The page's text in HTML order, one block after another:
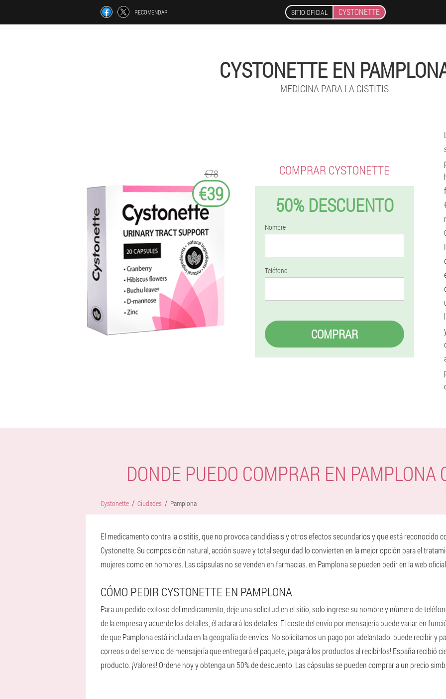
RECOMENDAR SITIO OFICIAL CYSTONETTE
CYSTONETTE EN
MEDICINA PARA LA CISTITIS
€78
€39
COMPRAR CYSTONETTE
50% DESCUENTO
Nombre
Teléfono
COMPRAR
DONDE PUEDO COMPRAR EN PAMPLONA
Cystonette Ciudades Pamplona
El medicamento contra la cistitis, que no provoca candidiasis y otros efectos secundarios y que está reconocido
Cystonette. Su composición natural, acción suave y total seguridad lo convierten en la mejor opción para el
mujeres como en hombres. Las cápsulas no se venden en farmacias. en Pamplona se pueden pedir en la web
CÓMO PEDIR CYSTONETTE EN PAMPLONA
Para un pedido exitoso del medicamento, deje una solicitud en el sitio, solo ingrese su nombre y número de
de la empresa y acuerde los detalles, él aclarará los detalles. El coste del envío por mensajería puede variar en
de que Pamplona está incluida en la geografía de envíos. No solicitamos un pago por adelantado: puede recibir y
correos o del servicio de mensajería que entregará el paquete, ¡pagará los productos al recibirlos! España recibió
producto. ¡Valores! Ordene hoy y obtenga un 50% de descuento. Las cápsulas se pueden comprar a un precio